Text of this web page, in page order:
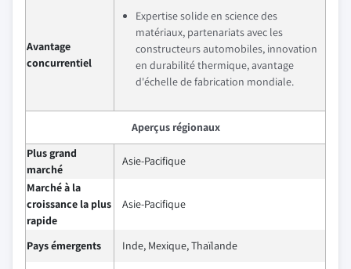
Avantage
concurrentiel
Expertise solide en science des
matériaux, partenariats avec les
constructeurs automobiles, innovation
en durabilité thermique, avantage
d'échelle de fabrication mondiale.
Aperçus régionaux
Plus grand
marché
Asie-Pacifique
Marché à la
croissance la plus
rapide
Asie-Pacifique
Pays émergents Inde, Mexique, Thaïlande